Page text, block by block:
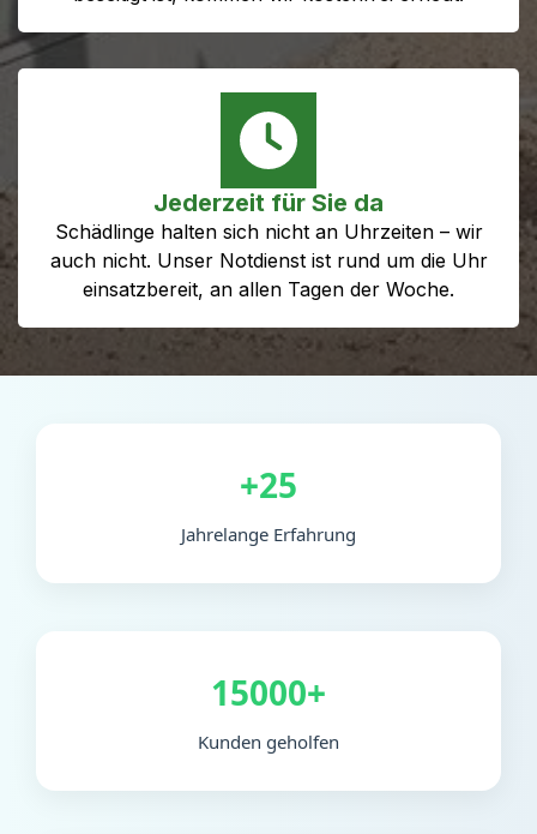
Jederzeit für Sie da
Schädlinge halten sich nicht an Uhrzeiten – wir
auch nicht. Unser Notdienst ist rund um die Uhr
einsatzbereit, an allen Tagen der Woche.
+25
Jahrelange Erfahrung
15000+
Kunden geholfen